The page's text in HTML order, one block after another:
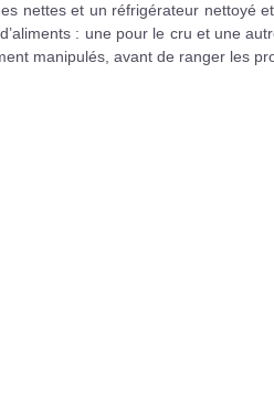
nettes et un réfrigérateur nettoyé
: une pour le cru et une
manipulés, avant de ranger les